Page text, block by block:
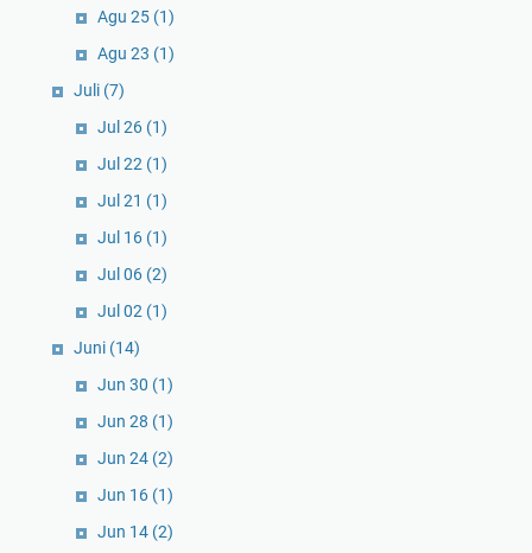
Agu 25 (1)
Agu 23 (1)
Juli (7)
Jul 26 (1)
Jul 22 (1)
Jul 21 (1)
Jul 16 (1)
Jul 06 (2)
Jul 02 (1)
Juni (14)
Jun 30 (1)
Jun 28 (1)
Jun 24 (2)
Jun 16 (1)
Jun 14 (2)